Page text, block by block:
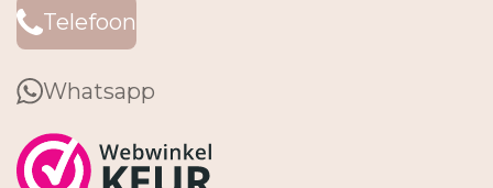
Telefoon
Whatsapp